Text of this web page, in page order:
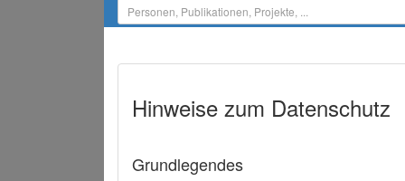
Hinweise zum Datenschutz
Grundlegendes